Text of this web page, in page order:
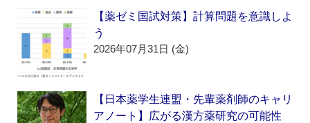
【薬ゼミ国試対策】計算問題を意識しよ
う
2026年07月31日 (金)
【日本薬学生連盟・先輩薬剤師のキャリ
アノート】広がる漢方薬研究の可能性